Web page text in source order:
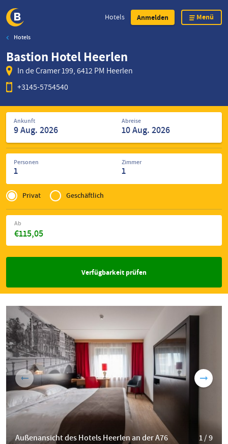
Direkt
zum
Inhalt
Hotels Anmelden Menü
Hotels
Bastion Hotel Heerlen
In de Cramer 199, 6412 PM Heerlen
+3145-5754540
Suche
nach
Hotels
Ankunft Abreise
Personen
1
Zimmer
1
Privé
of
Zakelijk
Privat Geschäftlich
€115,05
Ab
Verfügbarkeit prüfen
Außenansicht des Hotels Heerlen an der A76 1 / 9